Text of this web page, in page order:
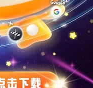
支持[0] 反对[0]